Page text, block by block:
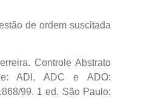
de ordem suscitada
Controle Abstrato
ADI, ADC e ADO:
99. 1 ed. São Paulo: